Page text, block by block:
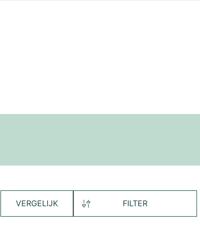
VERGELIJK FILTER